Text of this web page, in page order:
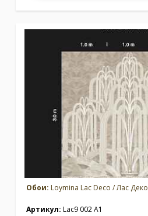
Обои: Loymina Lac Deco / Лас Деко
Артикул: Lac9 002 A1